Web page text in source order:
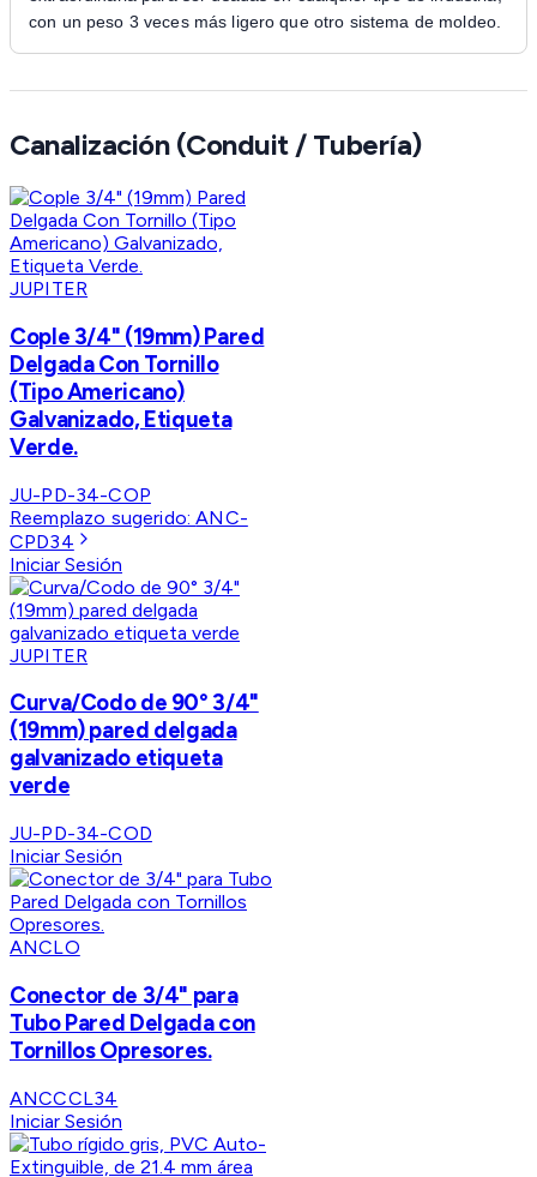
con un peso 3 veces más ligero que otro sistema de moldeo.
Canalización (Conduit / Tubería)
JUPITER
Cople 3/4" (19mm) Pared
Delgada Con Tornillo
(Tipo Americano)
Galvanizado, Etiqueta
Verde.
JU-PD-34-COP
Reemplazo sugerido:ANC-
CPD34
Iniciar Sesión
JUPITER
Curva/Codo de 90° 3/4"
(19mm) pared delgada
galvanizado etiqueta
verde
JU-PD-34-COD
Iniciar Sesión
ANCLO
Conector de 3/4" para
Tubo Pared Delgada con
Tornillos Opresores.
ANCCCL34
Iniciar Sesión